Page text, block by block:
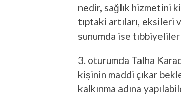
nedir, sağlık hizmetini
tıptaki artıları,
sunumda ise
3. oturumda Talha
kişinin maddi çıkar
kalkınma adına